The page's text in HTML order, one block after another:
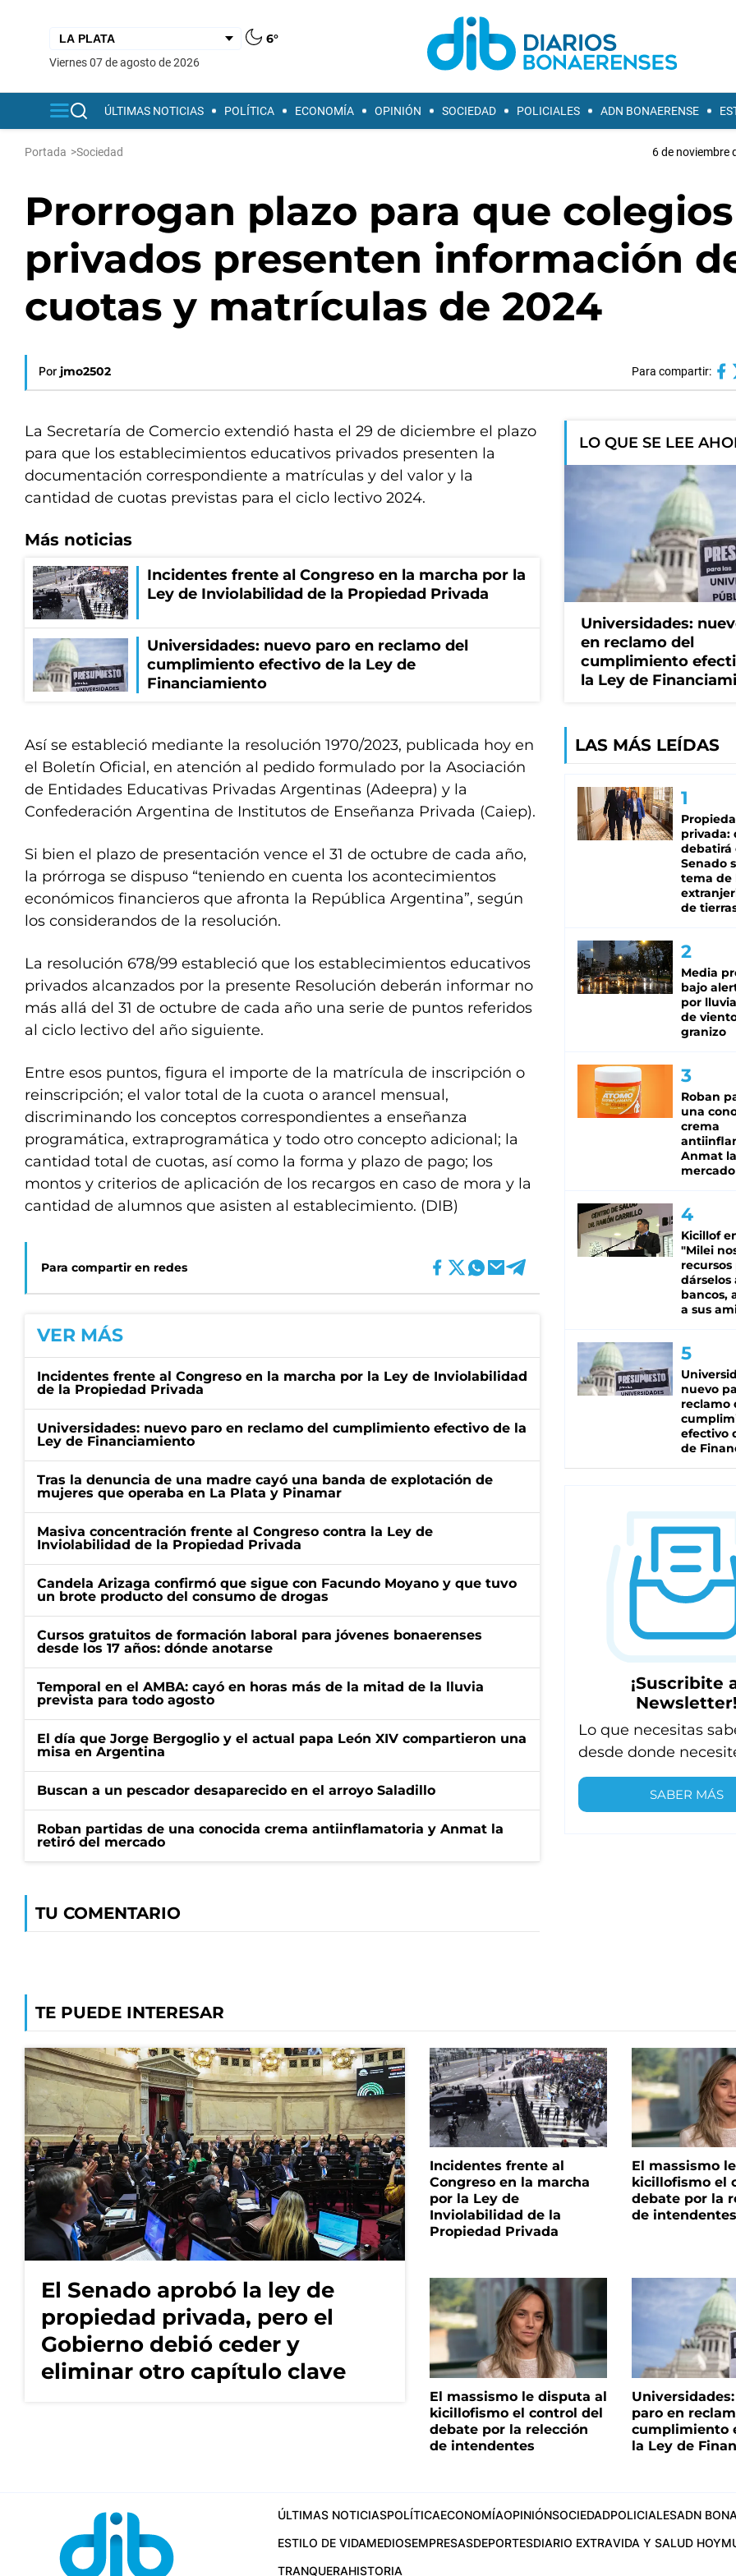
6°
viernes 07 de agosto de 2026
ÚLTIMAS NOTICIAS POLÍTICA ECONOMÍA OPINIÓN SOCIEDAD POLICIALES ADN BONAERENSE
Portada >Sociedad 6 de noviembre
Prorrogan plazo para que colegios
privados presenten información
cuotas y matrículas de 2024
Por jmo2502 Para compartir:
La Secretaría de Comercio extendió hasta el 29 de diciembre el plazo
para que los establecimientos educativos privados presenten la
documentación correspondiente a matrículas y del valor y la
cantidad de cuotas previstas para el ciclo lectivo 2024.
Más noticias
Incidentes frente al Congreso en la marcha por la
Ley de Inviolabilidad de la Propiedad Privada
Universidades: nuevo paro en reclamo del
cumplimiento efectivo de la Ley de
Financiamiento
Así se estableció mediante la resolución 1970/2023, publicada hoy en
el Boletín Oficial, en atención al pedido formulado por la Asociación
de Entidades Educativas Privadas Argentinas (Adeepra) y la
Confederación Argentina de Institutos de Enseñanza Privada (Caiep).
Si bien el plazo de presentación vence el 31 de octubre de cada año,
la prórroga se dispuso “teniendo en cuenta los acontecimientos
económicos financieros que afronta la República Argentina”, según
los considerandos de la resolución.
La resolución 678/99 estableció que los establecimientos educativos
privados alcanzados por la presente Resolución deberán informar no
más allá del 31 de octubre de cada año una serie de puntos referidos
al ciclo lectivo del año siguiente.
Entre esos puntos, figura el importe de la matrícula de inscripción o
reinscripción; el valor total de la cuota o arancel mensual,
discriminando los conceptos correspondientes a enseñanza
programática, extraprogramática y todo otro concepto adicional; la
cantidad total de cuotas, así como la forma y plazo de pago; los
montos y criterios de aplicación de los recargos en caso de mora y la
cantidad de alumnos que asisten al establecimiento. (DIB)
Para compartir en redes
VER MÁS
Incidentes frente al Congreso en la marcha por la Ley de Inviolabilidad
de la Propiedad Privada
Universidades: nuevo paro en reclamo del cumplimiento efectivo de la
Ley de Financiamiento
Tras la denuncia de una madre cayó una banda de explotación de
mujeres que operaba en La Plata y Pinamar
Masiva concentración frente al Congreso contra la Ley de
Inviolabilidad de la Propiedad Privada
Candela Arizaga confirmó que sigue con Facundo Moyano y que tuvo
un brote producto del consumo de drogas
Cursos gratuitos de formación laboral para jóvenes bonaerenses
desde los 17 años: dónde anotarse
Temporal en el AMBA: cayó en horas más de la mitad de la lluvia
prevista para todo agosto
El día que Jorge Bergoglio y el actual papa León XIV compartieron una
misa en Argentina
Buscan a un pescador desaparecido en el arroyo Saladillo
Roban partidas de una conocida crema antiinflamatoria y Anmat la
retiró del mercado
TU COMENTARIO
LO QUE SE LEE
Universidades:
en reclamo del
cumplimiento
la Ley de
LAS MÁS LEÍDAS
privada:
debatirá
Senado
tema de
de
Media
bajo
por
de
granizo
Roban
una
crema
Anmat
mercado
Kicillof
"Milei
recursos
dárselos
bancos,
a sus
nuevo
reclamo
efectivo
de
¡Suscribite
Newsletter!
Lo que necesitas
desde donde
SABER MÁS
TE PUEDE INTERESAR
El Senado aprobó la ley de
propiedad privada, pero el
Gobierno debió ceder y
eliminar otro capítulo clave
Incidentes frente al
Congreso en la marcha
por la Ley de
Inviolabilidad de la
Propiedad Privada
El massismo
kicillofismo el
debate por la
de intendentes
El massismo le disputa al
kicillofismo el control del
debate por la relección
de intendentes
paro en
cumplimiento
la Ley de
ÚLTIMAS NOTICIASPOLÍTICAECONOMÍAOPINIÓNSOCIEDADPOLICIALESADN
ESTILO DE VIDAMEDIOSEMPRESASDEPORTESDIARIO EXTRAVIDA Y SALUD HOY
TRANQUERAHISTORIA